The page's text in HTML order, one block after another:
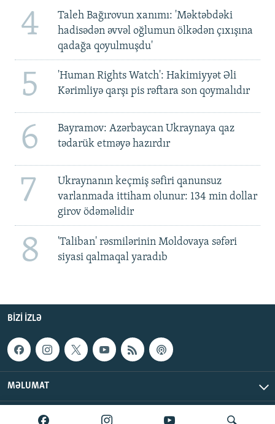
4
Taleh Bağırovun xanımı: 'Məktəbdəki
hadisədən əvvəl oğlumun ölkədən çıxışına
qadağa qoyulmuşdu'
5
'Human Rights Watch': Hakimiyyət Əli
Kərimliyə qarşı pis rəftara son qoymalıdır
6
Bayramov: Azərbaycan Ukraynaya qaz
tədarük etməyə hazırdır
7
Ukraynanın keçmiş səfiri qanunsuz
varlanmada ittiham olunur: 134 min dollar
girov ödəməlidir
8
'Taliban' rəsmilərinin Moldovaya səfəri
siyasi qalmaqal yaradıb
BIZI IZLƏ
MƏLUMAT
AzadlıqRadiosu © 2026 Inc. | Bütün hüquqlar qorunur